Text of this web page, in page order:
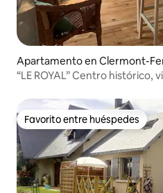
Apartamento en Clermont-
“LE ROYAL” Centro histórico,
Favorito entre huéspedes
Favorito entre huéspedes